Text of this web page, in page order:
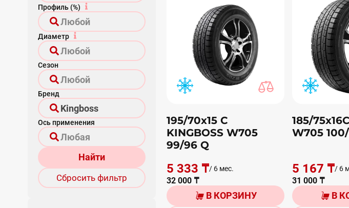
Профиль (%)
Диаметр
Сезон
Бренд
Ось применения
Найти
Сбросить фильтр
195/70х15 С
KINGBOSS W705
99/96 Q
5 333 ₸/ 6 мес.
32 000 ₸
В КОРЗИНУ
185/
W705
5 167 ₸/ 6
31 000 ₸
В